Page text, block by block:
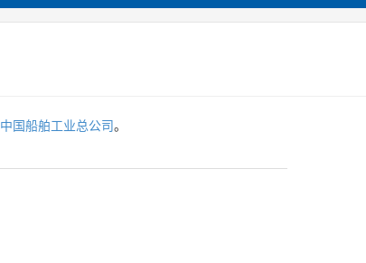
中国船舶工业总公司。